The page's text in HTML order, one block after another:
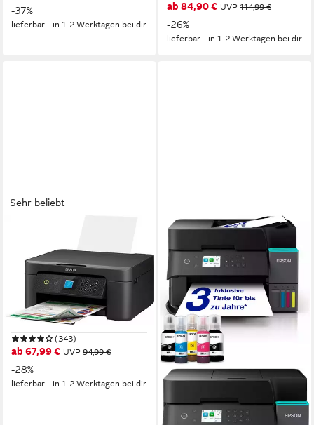
-37%
lieferbar - in 1-2 Werktagen bei dir
ab 84,90 € UVP 114,99 €
-26%
lieferbar - in 1-2 Werktagen bei dir
Sehr beliebt
MFP 33p
Multifunktionsdrucker
5760 x 1440 dpi Auflösung Farb Druck
1200 x 2400 dpi Auflösung Scan
Tintendruck Druckverfahren
(343)
ab 67,99 € UVP 94,99 €
-28%
lieferbar - in 1-2 Werktagen bei dir